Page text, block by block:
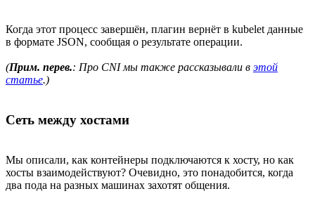
Когда этот процесс завершён, плагин вернёт в kubelet данные
в формате JSON, сообщая о результате операции.
(Прим. перев.: Про CNI мы также рассказывали в этой
статье.)
Сеть между хостами
Мы описали, как контейнеры подключаются к хосту, но как
хосты взаимодействуют? Очевидно, это понадобится, когда
два пода на разных машинах захотят общения.